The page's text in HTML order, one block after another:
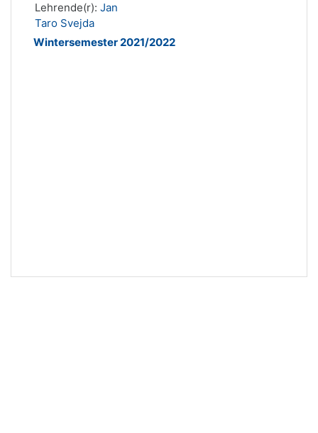
Lehrende(r): Jan
Taro Svejda
Wintersemester 2021/2022